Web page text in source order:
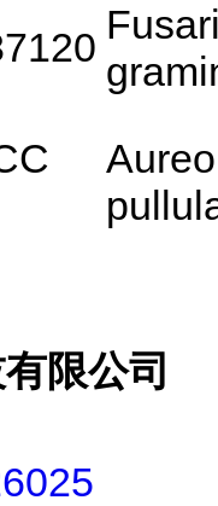
限公司